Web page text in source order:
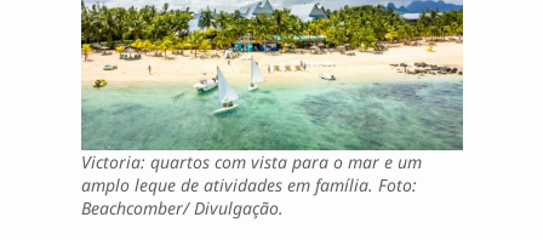
Victoria: quartos com vista para o mar e um
amplo leque de atividades em família. Foto:
Beachcomber/ Divulgação.